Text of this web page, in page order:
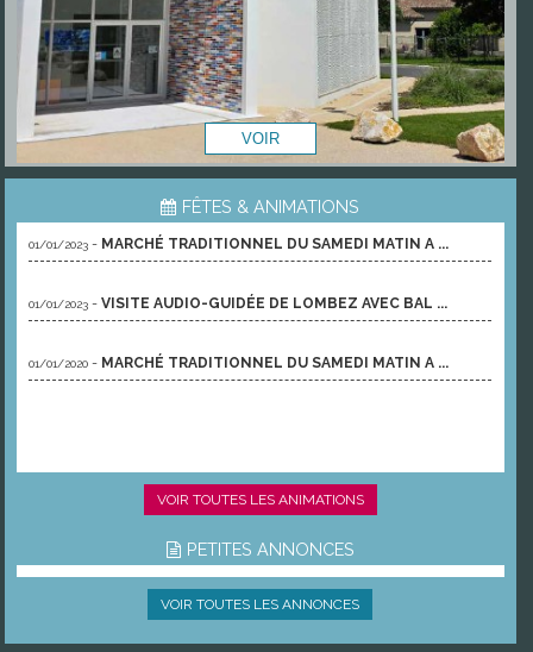
FÊTES & ANIMATIONS
01/01/2023 - MARCHÉ TRADITIONNEL DU SAMEDI MATIN A ...
01/01/2023 -VISITE AUDIO-GUIDÉE DE LOMBEZ AVEC BAL ...
01/01/2020 - MARCHÉ TRADITIONNEL DU SAMEDI MATIN A ...
VOIR TOUTES LES ANIMATIONS
PETITES ANNONCES
VOIR TOUTES LES ANNONCES